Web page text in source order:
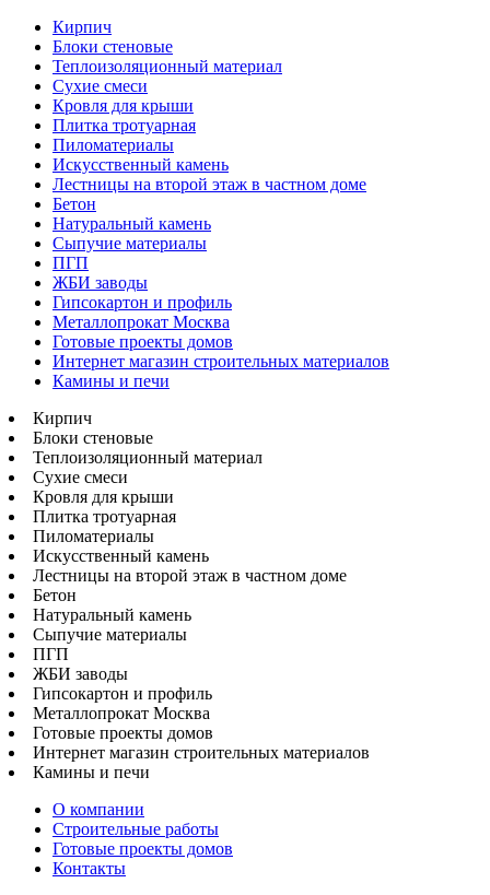
Кирпич
Блоки стеновые
Теплоизоляционный материал
Сухие смеси
Кровля для крыши
Плитка тротуарная
Пиломатериалы
Искусственный камень
Лестницы на второй этаж в частном доме
Бетон
Натуральный камень
Сыпучие материалы
ПГП
ЖБИ заводы
Гипсокартон и профиль
Металлопрокат Москва
Готовые проекты домов
Интернет магазин строительных материалов
Камины и печи
Кирпич
Блоки стеновые
Теплоизоляционный материал
Сухие смеси
Кровля для крыши
Плитка тротуарная
Пиломатериалы
Искусственный камень
Лестницы на второй этаж в частном доме
Бетон
Натуральный камень
Сыпучие материалы
ПГП
ЖБИ заводы
Гипсокартон и профиль
Металлопрокат Москва
Готовые проекты домов
Интернет магазин строительных материалов
Камины и печи
О компании
Строительные работы
Готовые проекты домов
Контакты